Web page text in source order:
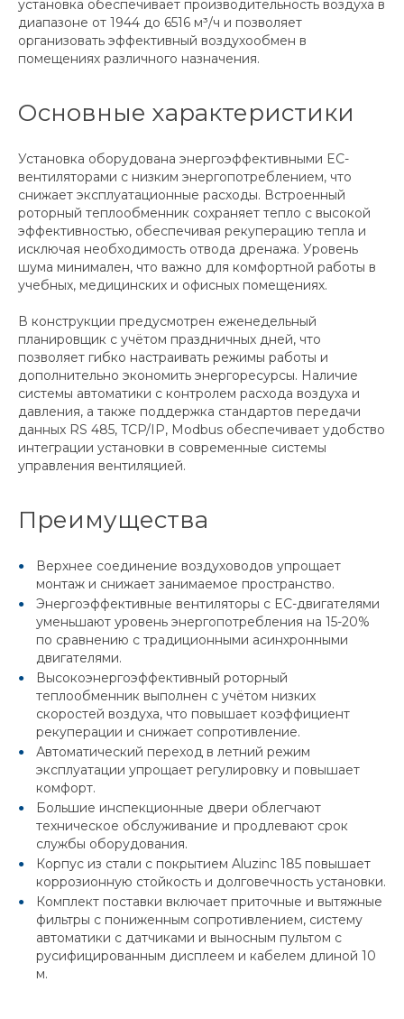
установка обеспечивает производительность воздуха в
диапазоне от 1944 до 6516 м³/ч и позволяет
организовать эффективный воздухообмен в
помещениях различного назначения.
Основные характеристики
Установка оборудована энергоэффективными EC-
вентиляторами с низким энергопотреблением, что
снижает эксплуатационные расходы. Встроенный
роторный теплообменник сохраняет тепло с высокой
эффективностью, обеспечивая рекуперацию тепла и
исключая необходимость отвода дренажа. Уровень
шума минимален, что важно для комфортной работы в
учебных, медицинских и офисных помещениях.
В конструкции предусмотрен еженедельный
планировщик с учётом праздничных дней, что
позволяет гибко настраивать режимы работы и
дополнительно экономить энергоресурсы. Наличие
системы автоматики с контролем расхода воздуха и
давления, а также поддержка стандартов передачи
данных RS 485, TCP/IP, Modbus обеспечивает удобство
интеграции установки в современные системы
управления вентиляцией.
Преимущества
Верхнее соединение воздуховодов упрощает
монтаж и снижает занимаемое пространство.
Энергоэффективные вентиляторы с EC-двигателями
уменьшают уровень энергопотребления на 15-20%
по сравнению с традиционными асинхронными
двигателями.
Высокоэнергоэффективный роторный
теплообменник выполнен с учётом низких
скоростей воздуха, что повышает коэффициент
рекуперации и снижает сопротивление.
Автоматический переход в летний режим
эксплуатации упрощает регулировку и повышает
комфорт.
Большие инспекционные двери облегчают
техническое обслуживание и продлевают срок
службы оборудования.
Корпус из стали с покрытием Aluzinc 185 повышает
коррозионную стойкость и долговечность установки.
Комплект поставки включает приточные и вытяжные
фильтры с пониженным сопротивлением, систему
автоматики с датчиками и выносным пультом с
русифицированным дисплеем и кабелем длиной 10
м.